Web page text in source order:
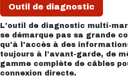
Outil de diagnostic
L'outil de diagnostic multi-
se démarque pas sa grande
qu'à l'accès à des
toujours à l'avant-garde, de
gamme complète de câbles
connexion directe.